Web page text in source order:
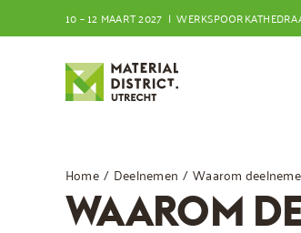
naar
10 – 12 MAART 2027 |
Home Deelnemen Waarom
WAAROM